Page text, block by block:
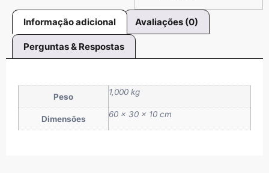
Informação adicional Avaliações (0)
Perguntas & Respostas
Peso 1,000 kg
Dimensões 60 × 30 × 10 cm